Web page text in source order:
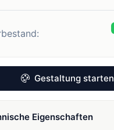
Gestaltung starten
Eigenschaften